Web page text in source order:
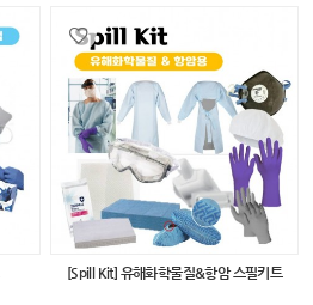
[Spill Kit] 유해화학물질&항암 스필키트